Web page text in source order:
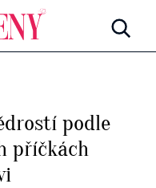
podle
příčkách